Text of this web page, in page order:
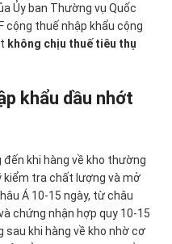
Ủy ban Thường vụ Quốc
cộng thuế nhập khẩu cộng
không chịu thuế tiêu thụ
khẩu dầu nhớt
khi hàng về kho thường
kiểm tra chất lượng và mở
Á 10-15 ngày, từ châu
chứng nhận hợp quy 10-15
khi hàng về kho nhờ cơ